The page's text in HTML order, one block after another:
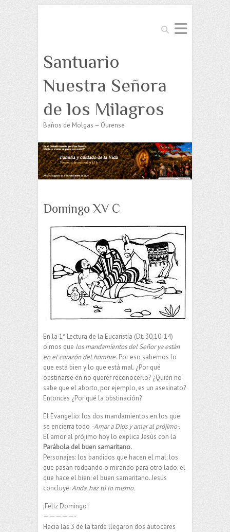
Buscar
Santuario
Nuestra Señora
de los Milagros
Baños de Molgas – Ourense
Domingo XV C
En la 1ª Lectura de la Eucaristía (Dt. 30,10-14)
oimos que los mandamientos del Señor ya están
en el corazón del hombre. Por eso sabemos lo
que está bien y lo que está mal. ¿Por qué
obstinarse en no querer reconocerlo? ¿Quién no
sabe que el aborto, por ejemplo, es un asesinato?
Entonces ¿Por qué la obstinación?
El Evangelio: los dos mandamientos en los que
se encierra todo -Amar a Dios y amar al prójimo-.
El amor al prójimo hoy lo explica Jesús con la
Parábola del buen samaritano.
Personajes: los bandidos que hacen el mal; los
que pasan rodeando o mirando para otro lado; el
que hace el bien: el buen samaritano. Jesús
concluye:Anda, haz tú lo mismo.
¡Feliz Domingo!
—————-
Hacia las 3 de la tarde llegaron dos autocares